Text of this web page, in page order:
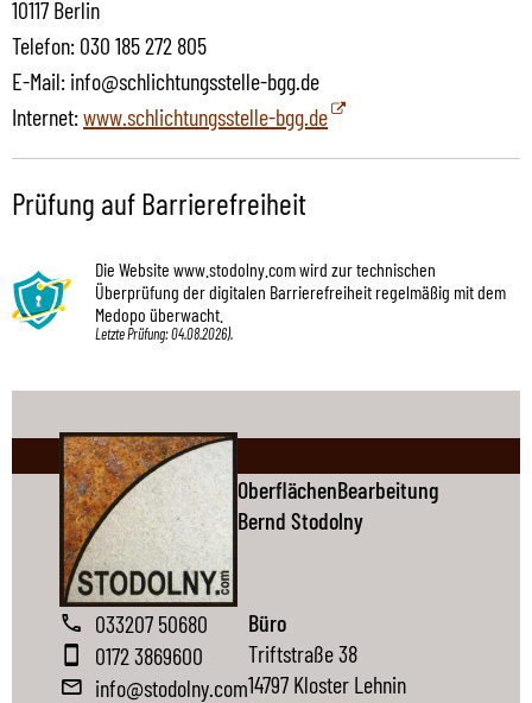
10117 Berlin
Telefon: 030 185 272 805
E-Mail: info@schlichtungsstelle-bgg.de
Internet:www.schlichtungsstelle-bgg.de
Prüfung auf Barrierefreiheit
Die Website www.stodolny.com wird zur technischen
Überprüfung der digitalen Barrierefreiheit regelmäßig mit dem
Medopo überwacht.
Letzte Prüfung: 04.08.2026).
OberflächenBearbeitung
Bernd Stodolny
033207 50680
0172 3869600
info@stodolny.com
Büro
Triftstraße 38
14797 Kloster Lehnin